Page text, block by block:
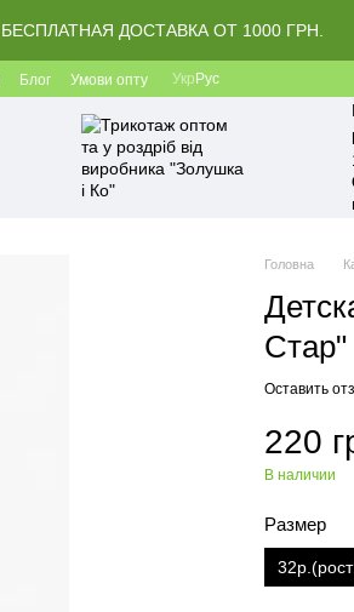
БЕСПЛАТНАЯ ДОСТАВКА ОТ 1000 ГРН.
Блог Умови опту Укр Рус
Головна
Стар"
Оставить
220
В наличии
Размер